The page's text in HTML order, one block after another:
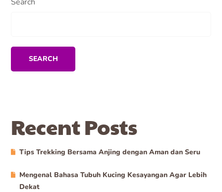
SEARCH
Recent Posts
Tips Trekking Bersama Anjing dengan Aman dan Seru
Mengenal Bahasa Tubuh Kucing Kesayangan Agar Lebih
Dekat